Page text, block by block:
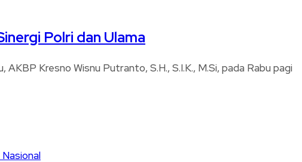
Polri dan Ulama
Kresno Wisnu Putranto, S.H., S.I.K., M.Si, pada Rabu pagi